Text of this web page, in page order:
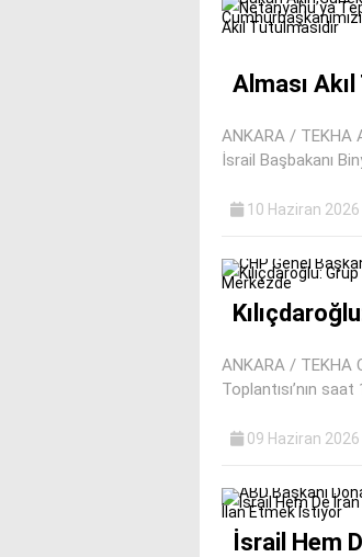
Alması
ANKARA / TEKHA
İsrail Başbakanı
10 Haziran
ANKARA / TEKHA
Toplantısı’nın
09 Haziran 2026
İsrail Hem